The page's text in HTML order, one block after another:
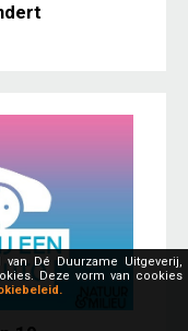
Dé Duurzame Uitgeverij,
Deze vorm van cookies